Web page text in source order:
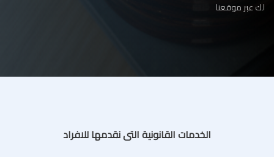
لك عبر موقعنا
الخدمات القانونية التى نقدمها للافراد